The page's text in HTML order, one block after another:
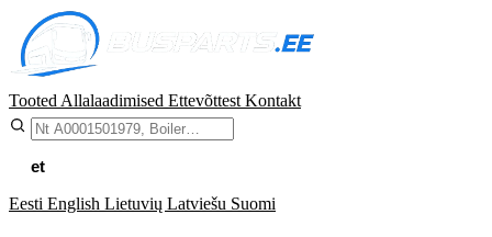
Tooted Allalaadimised Ettevõttest Kontakt
et
Eesti English Lietuvių Latviešu Suomi